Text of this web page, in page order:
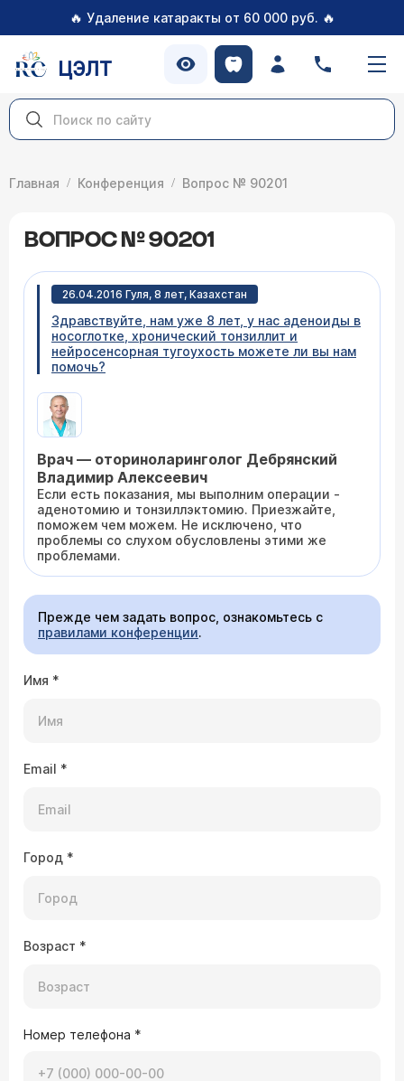
🔥 Удаление катаракты от 60 000 руб. 🔥
ЦЭЛТ
Главная Конференция Вопрос № 90201
ВОПРОС № 90201
26.04.2016 Гуля, 8 лет, Казахстан
Здравствуйте, нам уже 8 лет, у нас аденоиды в
носоглотке, хронический тонзиллит и
нейросенсорная тугоухость можете ли вы нам
помочь?
Врач — оториноларинголог Дебрянский
Владимир Алексеевич
Если есть показания, мы выполним операции -
аденотомию и тонзиллэктомию. Приезжайте,
поможем чем можем. Не исключено, что
проблемы со слухом обусловлены этими же
проблемами.
Прежде чем задать вопрос, ознакомьтесь с
правилами конференции.
Имя *
Email *
Город *
Возраст *
Номер телефона *